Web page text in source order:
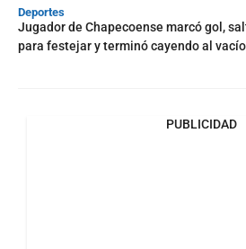
Deportes
Jugador de Chapecoense marcó gol,
para festejar y terminó cayendo al vacío
PUBLICIDAD